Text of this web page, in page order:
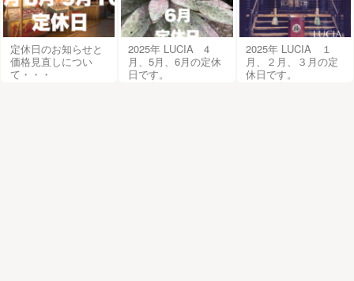
定休日のお知らせと
価格見直しについ
て・・・
2025年 LUCIA 4
月、5月、6月の定休
日です。
2025年 LUCIA １
月、２月、３月の定
休日です。